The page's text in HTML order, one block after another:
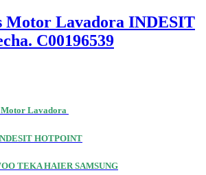
Motor Lavadora INDESIT
C00196539
Motor Lavadora
HOTPOINT
TEKA HAIER SAMSUNG